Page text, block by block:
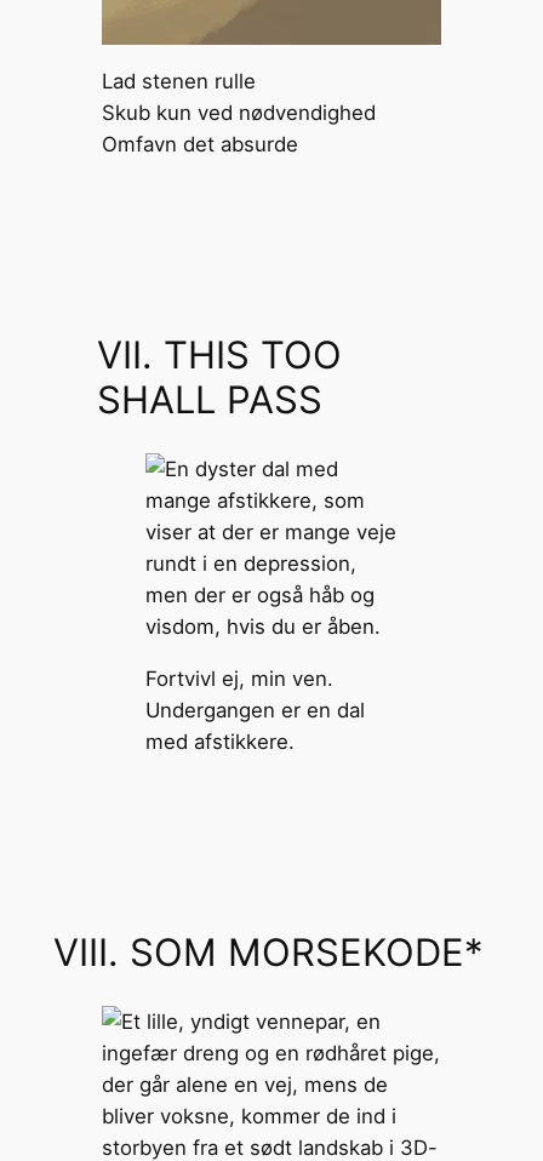
Lad stenen rulle
Skub kun ved nødvendighed
Omfavn det absurde
VII. THIS TOO
SHALL PASS
Fortvivl ej, min ven.
Undergangen er en dal
med afstikkere.
VIII. SOM MORSEKODE*